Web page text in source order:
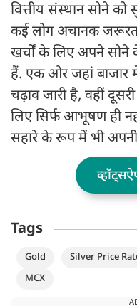
वित्तीय संस्थान सोने को
कई लोग अचानक जरूरत,
खर्चों के लिए अपने
हैं. एक ओर जहां बाजार
चढ़ाव जारी है, वहीं
लिए सिर्फ आभूषण ही
सहारे के रूप में भी
Tags
Gold Silver Price
MCX